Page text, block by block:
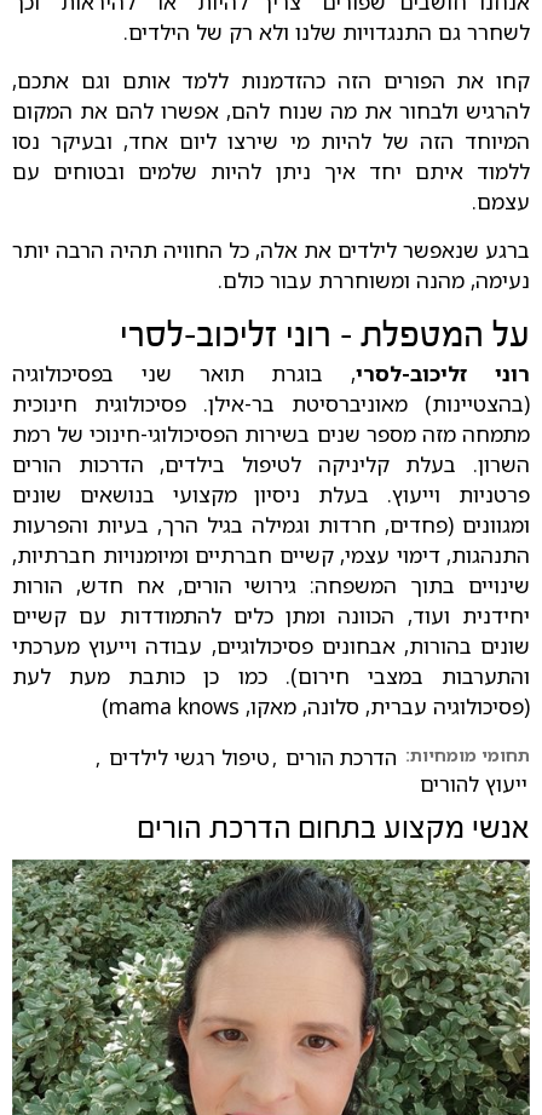
לשחרר גם התנגדויות שלנו ולא רק של הילדים.
קחו את הפורים הזה כהזדמנות ללמד אותם וגם אתכם,
להרגיש ולבחור את מה שנוח להם, אפשרו להם את המקום
המיוחד הזה של להיות מי שירצו ליום אחד, ובעיקר נסו
ללמוד איתם יחד איך ניתן להיות שלמים ובטוחים עם
עצמם.
ברגע שנאפשר לילדים את אלה, כל החוויה תהיה הרבה יותר
נעימה, מהנה ומשוחררת עבור כולם.
על המטפלת - רוני זליכוב-לסרי
רוני זליכוב-לסרי, בוגרת תואר שני בפסיכולוגיה
(בהצטיינות) מאוניברסיטת בר-אילן. פסיכולוגית חינוכית
מתמחה מזה מספר שנים בשירות הפסיכולוגי-חינוכי של רמת
השרון. בעלת קליניקה לטיפול בילדים, הדרכות הורים
פרטניות וייעוץ. בעלת ניסיון מקצועי בנושאים שונים
ומגוונים (פחדים, חרדות וגמילה בגיל הרך, בעיות והפרעות
התנהגות, דימוי עצמי, קשיים חברתיים ומיומנויות חברתיות,
שינויים בתוך המשפחה: גירושי הורים, אח חדש, הורות
יחידנית ועוד, הכוונה ומתן כלים להתמודדות עם קשיים
שונים בהורות, אבחונים פסיכולוגיים, עבודה וייעוץ מערכתי
והתערבות במצבי חירום). כמו כן כותבת מעת לעת
(פסיכולוגיה עברית, סלונה, מאקו, mama knows)
תחומי מומחיות: הדרכת הורים ,טיפול רגשי לילדים ,
ייעוץ להורים
אנשי מקצוע בתחום הדרכת הורים